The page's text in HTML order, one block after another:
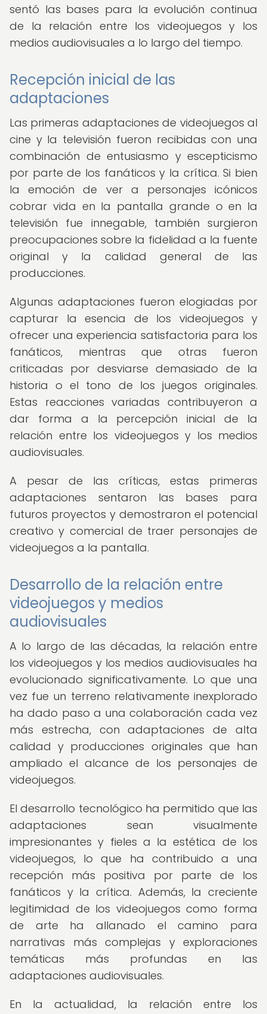
sentó las bases para la evolución continua
de la relación entre los videojuegos y los
medios audiovisuales a lo largo del tiempo.
Recepción inicial de las
adaptaciones
Las primeras adaptaciones de videojuegos al
cine y la televisión fueron recibidas con una
combinación de entusiasmo y escepticismo
por parte de los fanáticos y la crítica. Si bien
la emoción de ver a personajes icónicos
cobrar vida en la pantalla grande o en la
televisión fue innegable, también surgieron
preocupaciones sobre la fidelidad a la fuente
original y la calidad general de las
producciones.
Algunas adaptaciones fueron elogiadas por
capturar la esencia de los videojuegos y
ofrecer una experiencia satisfactoria para los
fanáticos, mientras que otras fueron
criticadas por desviarse demasiado de la
historia o el tono de los juegos originales.
Estas reacciones variadas contribuyeron a
dar forma a la percepción inicial de la
relación entre los videojuegos y los medios
audiovisuales.
A pesar de las críticas, estas primeras
adaptaciones sentaron las bases para
futuros proyectos y demostraron el potencial
creativo y comercial de traer personajes de
videojuegos a la pantalla.
Desarrollo de la relación entre
videojuegos y medios
audiovisuales
A lo largo de las décadas, la relación entre
los videojuegos y los medios audiovisuales ha
evolucionado significativamente. Lo que una
vez fue un terreno relativamente inexplorado
ha dado paso a una colaboración cada vez
más estrecha, con adaptaciones de alta
calidad y producciones originales que han
ampliado el alcance de los personajes de
videojuegos.
El desarrollo tecnológico ha permitido que las
adaptaciones sean visualmente
impresionantes y fieles a la estética de los
videojuegos, lo que ha contribuido a una
recepción más positiva por parte de los
fanáticos y la crítica. Además, la creciente
legitimidad de los videojuegos como forma
de arte ha allanado el camino para
narrativas más complejas y exploraciones
temáticas más profundas en las
adaptaciones audiovisuales.
En la actualidad, la relación entre los